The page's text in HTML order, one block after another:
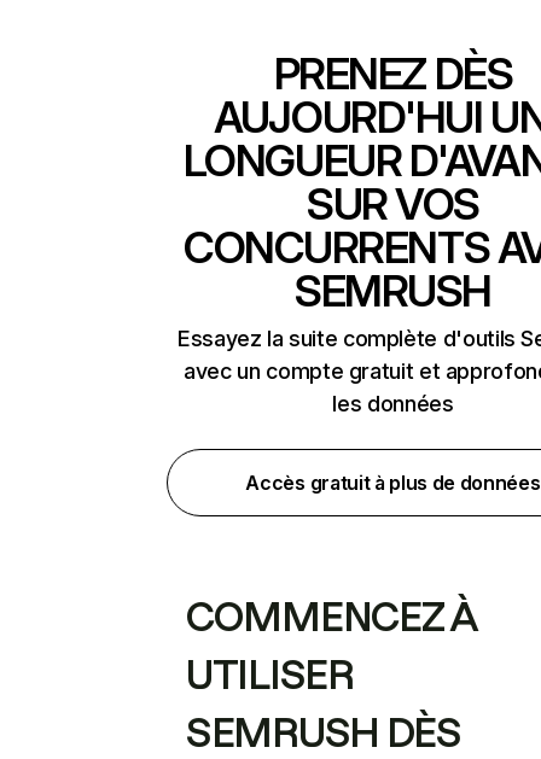
PRENEZ DÈS
AUJOURD'HUI
LONGUEUR
SUR VOS
CONCURRENTS
SEMRUSH
Essayez la suite complète d'outils
avec un compte gratuit et
les données
Accès gratuit à plus de données
COMMENCEZ À
UTILISER
SEMRUSH DÈS